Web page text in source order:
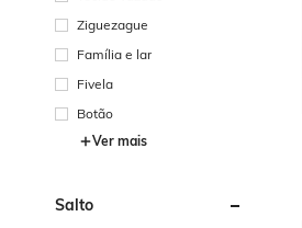
Ziguezague
Família e lar
Fivela
Botão
Ver mais
Salto